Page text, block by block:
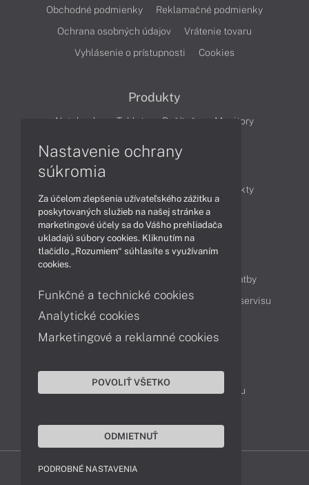
Obchodné podmienky
Reklamačné podmienky
Ochrana osobných údajov
Vrátenie tovaru
Vyhlásenie o prístupnosti
Cookies
Produkty
Notebooky Tablety Počítače Monitory
Produkty
Technológie
Videá
Obsah
Možnosti doručenia a platby
Podpora a servis
Servisné služby Cenník servisu
Kontakty
043 4224 771
Obchodné oddelenie
Reklamácia tovaru
Nastavenie ochrany
súkromia
Za účelom zlepšenia užívateľského zážitku a
poskytovaných služieb na našej stránke a
marketingové účely sa do Vášho prehliadača
ukladajú súbory cookies. Kliknutím na
tlačidlo „Rozumiem“ súhlasíte s využívaním
cookies.
Funkčné a technické cookies
Analytické cookies
Marketingové a reklamné cookies
POVOLIŤ VŠETKO
ODMIETNUŤ
PODROBNÉ NASTAVENIA